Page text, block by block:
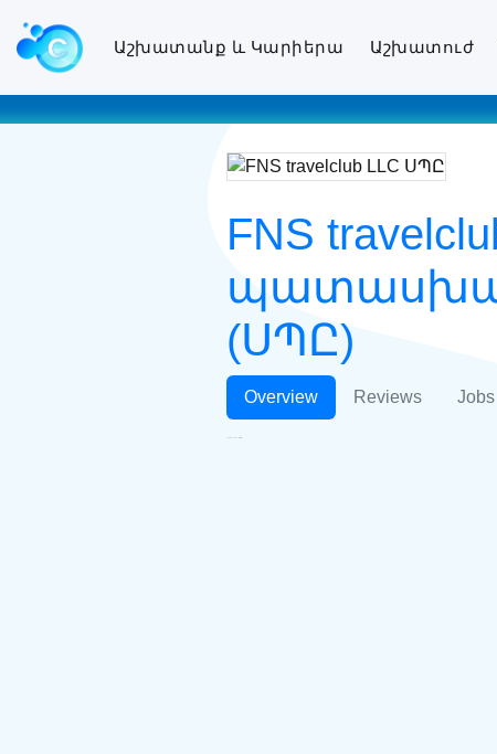
Աշխատանք և Կարիերա Աշխատուժ
FNS
(ՍՊԸ)
Overview Reviews Jobs